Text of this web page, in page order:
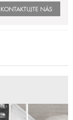
KONTAKTUJTE NÁS